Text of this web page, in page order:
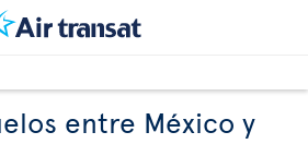
entre México y